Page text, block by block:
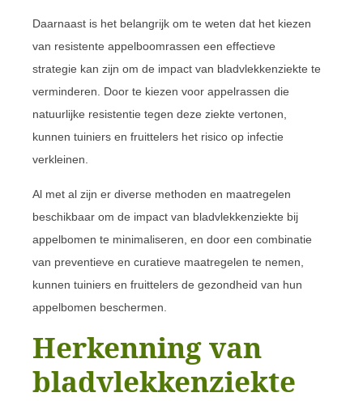
Daarnaast is het belangrijk om te weten dat het kiezen
van resistente appelboomrassen een effectieve
strategie kan zijn om de impact van bladvlekkenziekte te
verminderen. Door te kiezen voor appelrassen die
natuurlijke resistentie tegen deze ziekte vertonen,
kunnen tuiniers en fruittelers het risico op infectie
verkleinen.
Al met al zijn er diverse methoden en maatregelen
beschikbaar om de impact van bladvlekkenziekte bij
appelbomen te minimaliseren, en door een combinatie
van preventieve en curatieve maatregelen te nemen,
kunnen tuiniers en fruittelers de gezondheid van hun
appelbomen beschermen.
Herkenning van
bladvlekkenziekte